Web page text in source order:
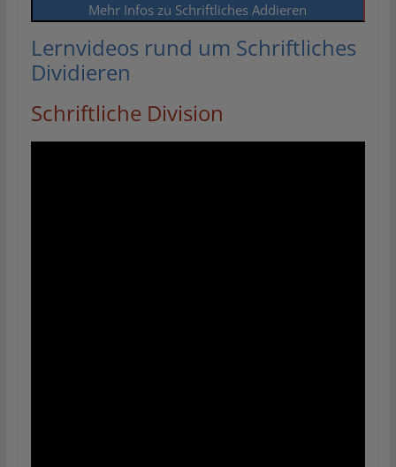
Mehr Infos zu Schriftliches Addieren
Lernvideos rund um Schriftliches
Dividieren
Schriftliche Division